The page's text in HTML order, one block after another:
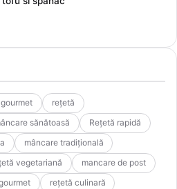
rețetă
sănătoasă
Rețetă rapidă
mâncare tradițională
vegetariană
mancare de post
rețetă culinară